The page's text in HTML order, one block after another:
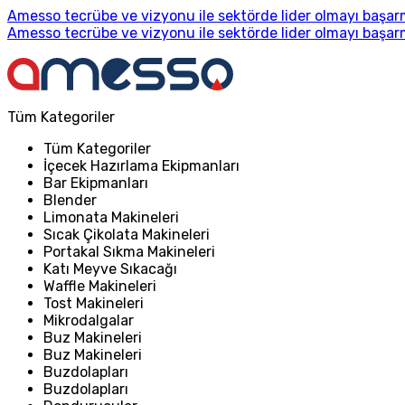
Amesso tecrübe ve vizyonu ile sektörde lider olmayı
Amesso tecrübe ve vizyonu ile sektörde lider olmayı
Tüm Kategoriler
Tüm Kategoriler
İçecek Hazırlama Ekipmanları
Bar Ekipmanları
Blender
Limonata Makineleri
Sıcak Çikolata Makineleri
Portakal Sıkma Makineleri
Katı Meyve Sıkacağı
Waffle Makineleri
Tost Makineleri
Mikrodalgalar
Buz Makineleri
Buz Makineleri
Buzdolapları
Buzdolapları